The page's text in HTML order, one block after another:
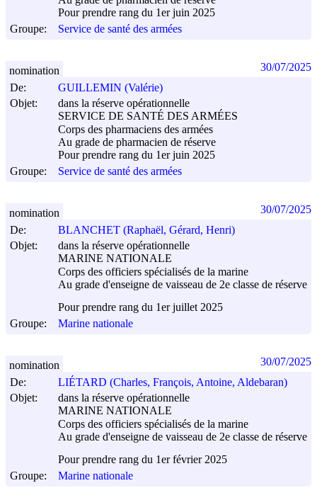
Pour prendre rang du 1er juin 2025
Groupe:
Service de santé des armées
De:
GUILLEMIN (Valérie)
Objet:
dans la réserve opérationnelle
SERVICE DE SANTÉ DES ARMÉES
Corps des pharmaciens des armées
Au grade de pharmacien de réserve
Pour prendre rang du 1er juin 2025
Groupe:
Service de santé des armées
nomination 30/07/2025
De:
BLANCHET (Raphaël, Gérard, Henri)
Objet:
dans la réserve opérationnelle
MARINE NATIONALE
Corps des officiers spécialisés de la marine
Au grade d'enseigne de vaisseau de 2e classe de réserve
Pour prendre rang du 1er juillet 2025
Groupe:
Marine nationale
nomination 30/07/2025
De:
LIÉTARD (Charles, François, Antoine, Aldebaran)
Objet:
dans la réserve opérationnelle
MARINE NATIONALE
Corps des officiers spécialisés de la marine
Au grade d'enseigne de vaisseau de 2e classe de réserve
Pour prendre rang du 1er février 2025
Groupe:
Marine nationale
nomination 30/07/2025